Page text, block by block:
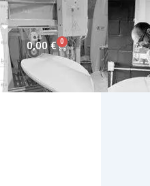
0,00€ 0
Carrito